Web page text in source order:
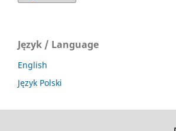
Język / Language
English
Język Polski